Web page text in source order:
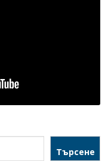
Търсене